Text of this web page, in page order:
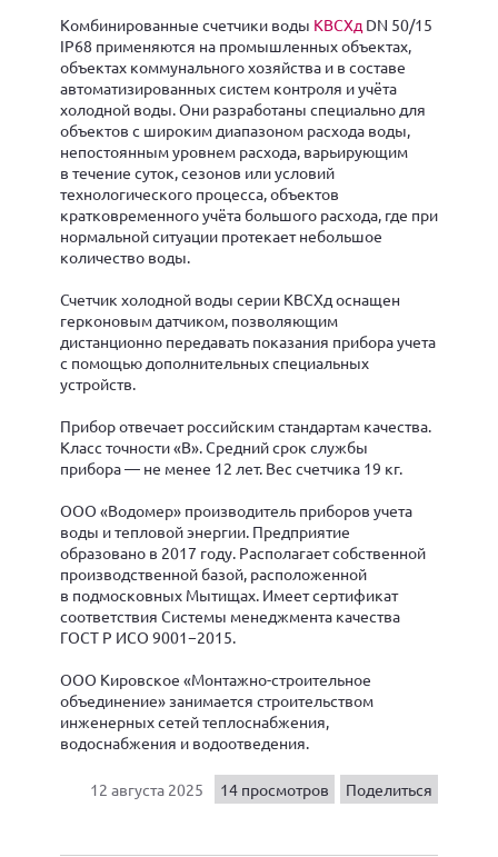
Комбинированные счетчики воды КВСХд DN 50/15
IP68 применяются на промышленных объектах,
объектах коммунального хозяйства и в составе
автоматизированных систем контроля и учёта
холодной воды. Они разработаны специально для
объектов с широким диапазоном расхода воды,
непостоянным уровнем расхода, варьирующим
в течение суток, сезонов или условий
технологического процесса, объектов
кратковременного учёта большого расхода, где при
нормальной ситуации протекает небольшое
количество воды.
Счетчик холодной воды серии КВСХдоснащен
герконовым датчиком, позволяющим
дистанционно передавать показания прибора учета
с помощью дополнительных специальных
устройств.
Прибор отвечает российским стандартам качества.
Класс точности «В». Средний срок службы
прибора — не менее 12 лет. Вес счетчика 19 кг.
ООО «Водомер» производитель приборов учета
воды и тепловой энергии. Предприятие
образовано в 2017 году. Располагает собственной
производственной базой, расположенной
в подмосковных Мытищах. Имеет сертификат
соответствия Системы менеджмента качества
ГОСТ Р ИСО 9001−2015.
ООО Кировское «Монтажно-строительное
объединение» занимается строительством
инженерных сетей теплоснабжения,
водоснабжения и водоотведения.
12 августа 2025 14 просмотров Поделиться